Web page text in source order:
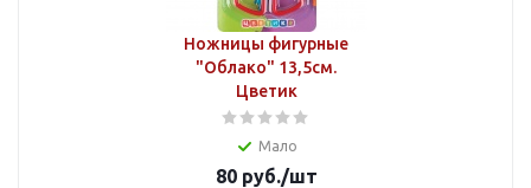
Ножницы фигурные
"Облако" 13,5см.
Цветик
Мало
80руб./шт